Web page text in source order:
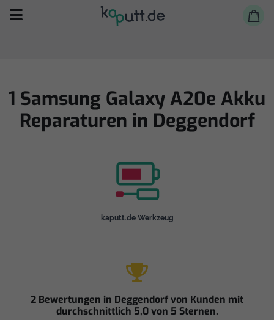
Selbst reparieren
Reparieren lassen
1 Samsung Galaxy A20e Akku
Reparaturen in Deggendorf
kaputt.de Werkzeug
2 Bewertungen in Deggendorf von Kunden mit
durchschnittlich 5,0 von 5 Sternen.